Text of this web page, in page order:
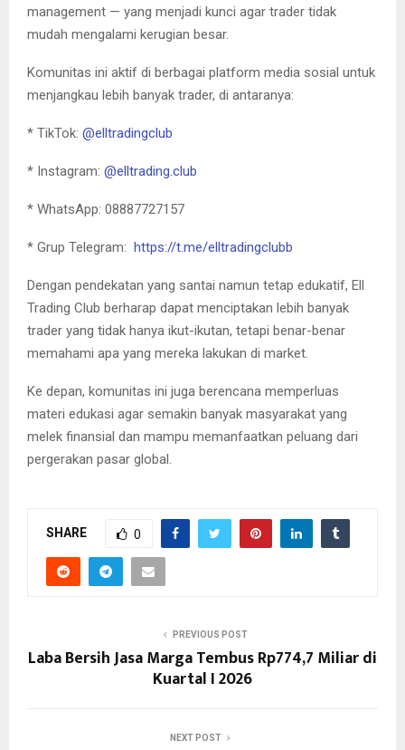
management — yang menjadi kunci agar trader tidak
mudah mengalami kerugian besar.
Komunitas ini aktif di berbagai platform media sosial untuk
menjangkau lebih banyak trader, di antaranya:
* TikTok: @elltradingclub
* Instagram: @elltrading.club
* WhatsApp: 08887727157
* Grup Telegram: https://t.me/elltradingclubb
Dengan pendekatan yang santai namun tetap edukatif, Ell
Trading Club berharap dapat menciptakan lebih banyak
trader yang tidak hanya ikut-ikutan, tetapi benar-benar
memahami apa yang mereka lakukan di market.
Ke depan, komunitas ini juga berencana memperluas
materi edukasi agar semakin banyak masyarakat yang
melek finansial dan mampu memanfaatkan peluang dari
pergerakan pasar global.
SHARE 0
PREVIOUS POST
Laba Bersih Jasa Marga Tembus Rp774,7 Miliar di
Kuartal I 2026
NEXT POST